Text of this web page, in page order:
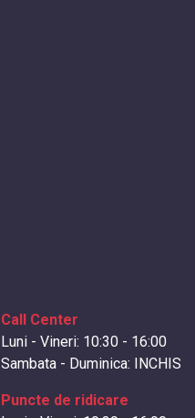
Call Center
Luni - Vineri: 10:30 - 16:00
Sambata - Duminica: INCHIS
Puncte de ridicare